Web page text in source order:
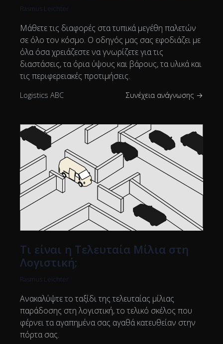
Rasmus Leichter
Μάθετε τις διαφορές στα τυπικά μεγέθη παλετών
σε όλο τον κόσμο. Ο οδηγός μας σας εφοδιάζει με
όλα όσα χρειάζεστε να γνωρίζετε για τις
διαστάσεις, τα όρια ύψους και βάρους, τα υλικά και
τις περιφερειακές προτιμήσεις.
Logistics ABC Συνέχεια ανάγνωσης →
Τι είναι η Τελευταία Μίλια στη
Λογιστική;
Rasmus Leichter
Ανακαλύψτε το ταξίδι της τελευταίας μίλιας
παράδοσης στη λογιστική, το τελικό σκέλος που
φέρνει τα αγαπημένα σας αγαθά κατευθείαν στην
πόρτα σας.